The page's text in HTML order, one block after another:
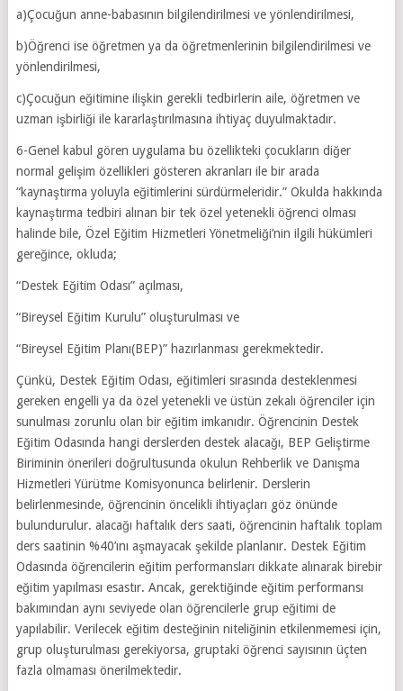
a)Çocuğun anne-babasının bilgilendirilmesi ve yönlendirilmesi,
b)Öğrenci ise öğretmen ya da öğretmenlerinin bilgilendirilmesi ve
yönlendirilmesi,
c)Çocuğun eğitimine ilişkin gerekli tedbirlerin aile, öğretmen ve
uzman işbirliği ile kararlaştırılmasına ihtiyaç duyulmaktadır.
6-Genel kabul gören uygulama bu özellikteki çocukların diğer
normal gelişim özellikleri gösteren akranları ile bir arada
“kaynaştırma yoluyla eğitimlerini sürdürmeleridir.” Okulda hakkında
kaynaştırma tedbiri alınan bir tek özel yetenekli öğrenci olması
halinde bile, Özel Eğitim Hizmetleri Yönetmeliği’nin ilgili hükümleri
gereğince, okluda;
“Destek Eğitim Odası” açılması,
“Bireysel Eğitim Kurulu” oluşturulması ve
“Bireysel Eğitim Planı(BEP)” hazırlanması gerekmektedir.
Çünkü, Destek Eğitim Odası, eğitimleri sırasında desteklenmesi
gereken engelli ya da özel yetenekli ve üstün zekalı öğrenciler için
sunulması zorunlu olan bir eğitim imkanıdır. Öğrencinin Destek
Eğitim Odasında hangi derslerden destek alacağı, BEP Geliştirme
Biriminin önerileri doğrultusunda okulun Rehberlik ve Danışma
Hizmetleri Yürütme Komisyonunca belirlenir. Derslerin
belirlenmesinde, öğrencinin öncelikli ihtiyaçları göz önünde
bulundurulur. alacağı haftalık ders saati, öğrencinin haftalık toplam
ders saatinin %40’ını aşmayacak şekilde planlanır. Destek Eğitim
Odasında öğrencilerin eğitim performansları dikkate alınarak birebir
eğitim yapılması esastır. Ancak, gerektiğinde eğitim performansı
bakımından aynı seviyede olan öğrencilerle grup eğitimi de
yapılabilir. Verilecek eğitim desteğinin niteliğinin etkilenmemesi için,
grup oluşturulması gerekiyorsa, gruptaki öğrenci sayısının üçten
fazla olmaması önerilmektedir.